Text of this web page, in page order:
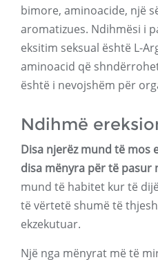
bimore, aminoacide, një
aromatizues. Ndihmësi i
eksitim seksual është L-
aminoacid që
është i nevojshëm për
Ndihmë
Disa njerëz mund të mos
disa mënyra për të pasur
mund të habitet kur të
të vërtetë shumë të
ekzekutuar.
Një nga mënyrat më të